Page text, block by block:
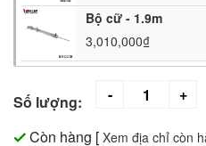
Bộ cữ - 1.9m
3,010,000₫
Số lượng:
Còn hàng [ Xem địa chỉ còn